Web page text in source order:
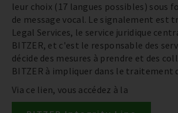
leur choix (17 langues possibles) sous
de message vocal. Le signalement est
Legal Services, le service juridique
BITZER, et c'est le responsable des
décide des mesures à prendre et des
BITZER à impliquer dans le traitement
Via ce lien, vous accédez à la